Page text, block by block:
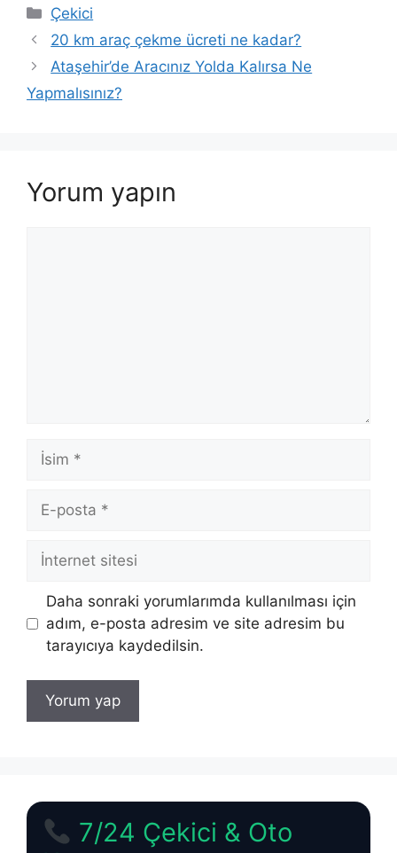
Kategoriler
Çekici
20 km araç çekme ücreti ne kadar?
Ataşehir’de Aracınız Yolda Kalırsa Ne
Yapmalısınız?
Yorum yapın
İsim
posta
İnternet
Daha sonraki yorumlarımda kullanılması için
adım, e-posta adresim ve site adresim bu
tarayıcıya kaydedilsin.
7/24 Çekici & Oto